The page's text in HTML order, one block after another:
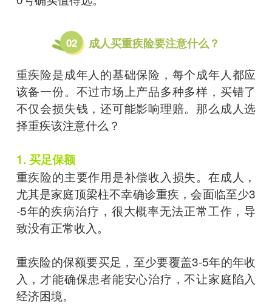
02 成人买重疾险要注意什么？
重疾险是成年人的基础保险，每个成年人都应
该备一份。不过市场上产品多种多样，买错了
不仅会损失钱，还可能影响理赔。那么成人选
择重疾该注意什么？
1. 买足保额
重疾险的主要作用是补偿收入损失。在成人，
尤其是家庭顶梁柱不幸确诊重疾，会面临至少3
-5年的疾病治疗，很大概率无法正常工作，导
致没有正常收入。
重疾险的保额要买足，至少要覆盖3-5年的年收
入，才能确保患者能安心治疗，不让家庭陷入
经济困境。